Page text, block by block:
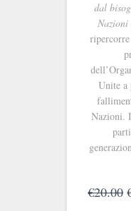
dal
Unite a
Nazioni.
€20.00